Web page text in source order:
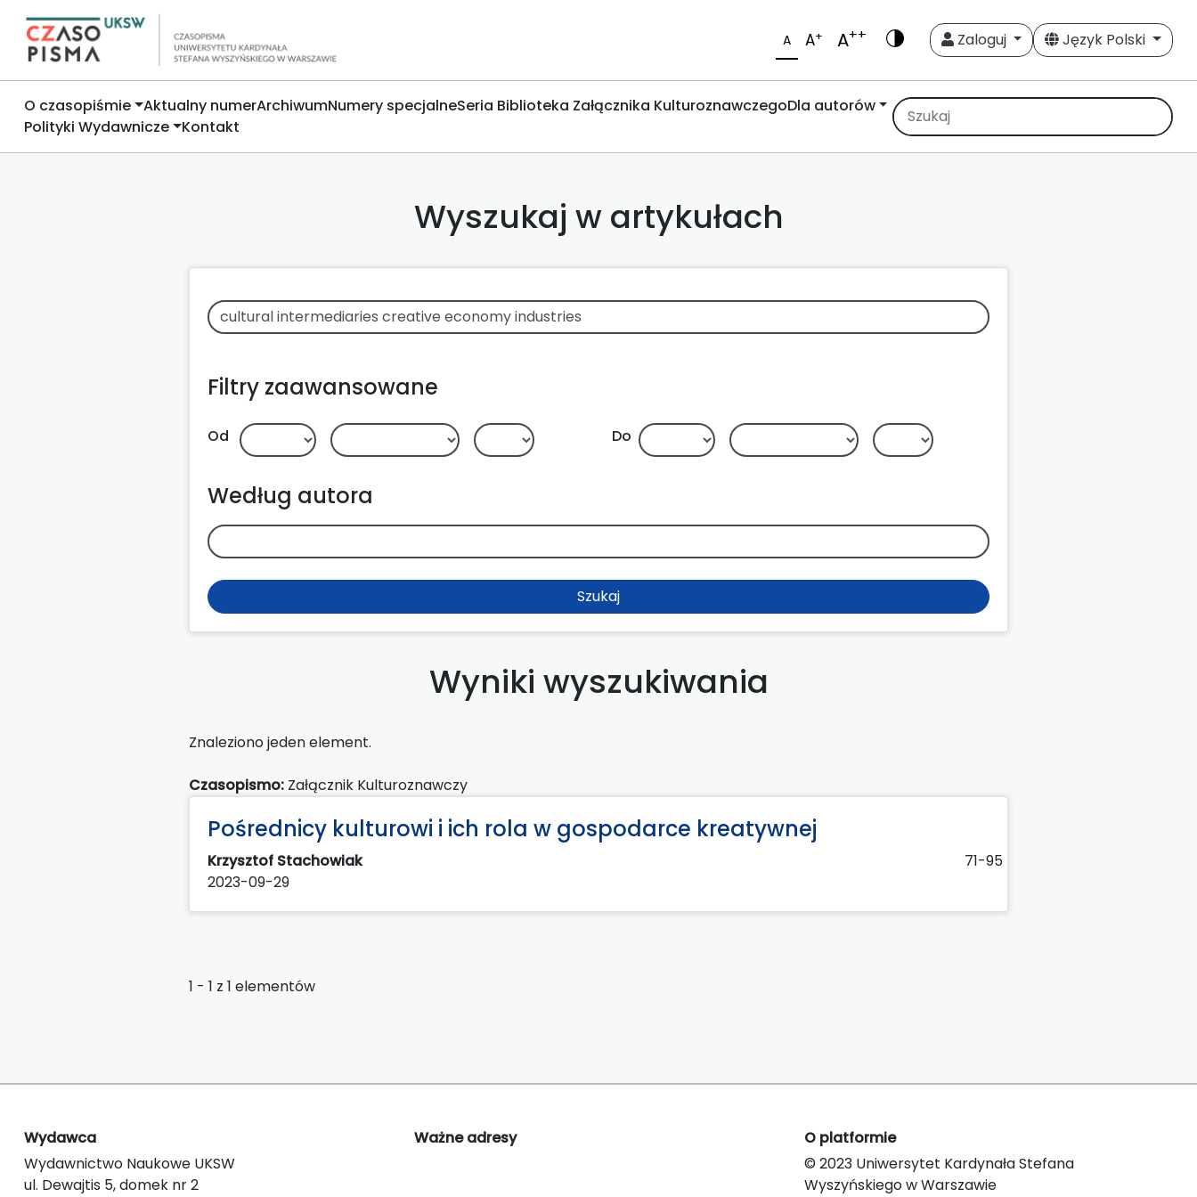
A A+ A++ Zaloguj Język Polski
O czasopiśmie Aktualny numerArchiwumNumery specjalneSeria Biblioteka Załącznika KulturoznawczegoDla autorów
Polityki Wydawnicze Kontakt
Wyszukaj w artykułach
Filtry zaawansowane
Od Do
Według autora
Szukaj
Wyniki wyszukiwania
Znaleziono jeden element.
Czasopismo: Załącznik Kulturoznawczy
Pośrednicy kulturowi i ich rola w gospodarce kreatywnej
Krzysztof Stachowiak
71-95
2023-09-29
1 - 1 z 1 elementów
Wydawca
Wydawnictwo Naukowe UKSW
ul. Dewajtis 5, domek nr 2
Ważne adresy
O platformie
© 2023 Uniwersytet Kardynała Stefana
Wyszyńskiego w Warszawie